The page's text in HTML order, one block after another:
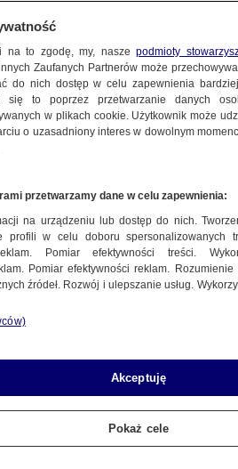
na to zgodę, my, naszepodmioty
Zaufanych Partnerów może
do nich dostęp w celu zapewnienia
się to poprzez przetwarzanie danych
w plikach cookie. Użytkownik może
o uzasadniony interes w dowolnym
przetwarzamy dane w celu zapewnienia:
na urządzeniu lub dostęp do nich.
profili w celu doboru spersonalizowanych
reklam. Pomiar efektywności treści.
Pomiar efektywności reklam.
źródeł. Rozwój i ulepszanie usług.
Akceptuję
Pokaż cele